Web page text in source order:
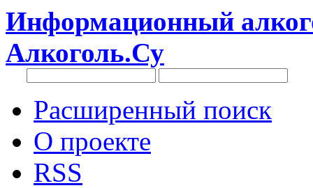
Информационный
Алкоголь.Су
Расширенный поиск
О проекте
RSS